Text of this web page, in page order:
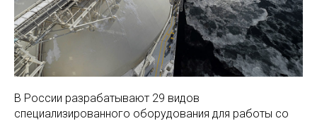
В России разрабатывают 29 видов
специализированного оборудования для работы со